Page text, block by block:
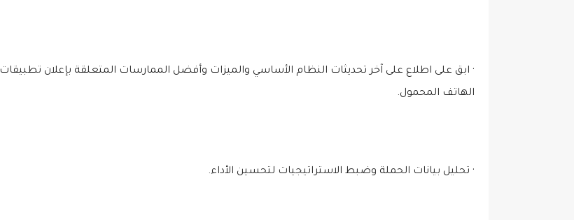
· ابق على اطلاع على آخر تحديثات النظام الأساسي والميزات وأفضل الممارسات المتعلقة بإعلان تطبيقات
الهاتف المحمول.
· تحليل بيانات الحملة وضبط الاستراتيجيات لتحسين الأداء.